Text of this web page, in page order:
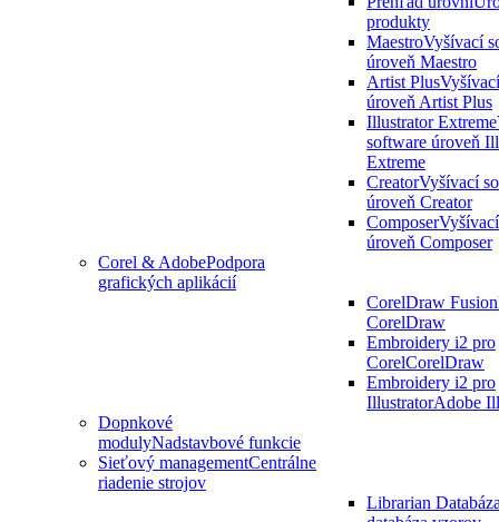
produkty
MaestroVyšívací
úroveň Maestro
Artist Plus
úroveň Artist Plus
Illustrator Extreme
software úroveň
Extreme
CreatorVyšívací
úroveň Creator
Composer
úroveň Composer
Corel & AdobePodpora
grafických aplikácií
CorelDraw Fusion
CorelDraw
Embroidery i2 pro
CorelCorelDraw
Embroidery i2 pro
IllustratorAdobe
Dopnkové
modulyNadstavbové funkcie
Sieťový managementCentrálne
riadenie strojov
Librarian